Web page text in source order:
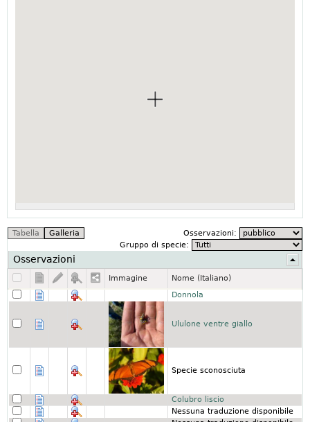
Osservazioni:
Gruppo di specie:
Osservazioni
Immagine
Nome (Italiano)
Donnola
Ululone ventre giallo
Specie sconosciuta
Colubro liscio
Nessuna traduzione disponibile